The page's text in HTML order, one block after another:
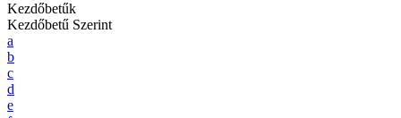
Kezdőbetűk
Kezdőbetű Szerint
a
b
c
d
e